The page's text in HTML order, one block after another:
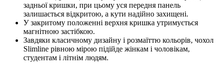
задньої кришки, при цьому уся передня панель
залишається відкритою, а кути надійно захищені.
У закритому положенні верхня кришка утримується
магнітною застібкою.
Завдяки класичному дизайну і розмаїттю кольорів, чохол
Slimline рівною мірою підійде жінкам і чоловікам,
студентам і літнім людям.